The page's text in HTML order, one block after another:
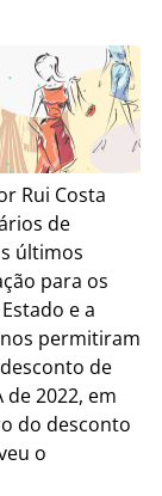
Rui Costa
de
últimos
para os
e a
permitiram
de
2022, em
do desconto
o